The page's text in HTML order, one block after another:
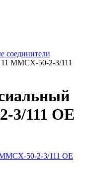
соединители
MMCX-50-2-3/111
3/111 OE